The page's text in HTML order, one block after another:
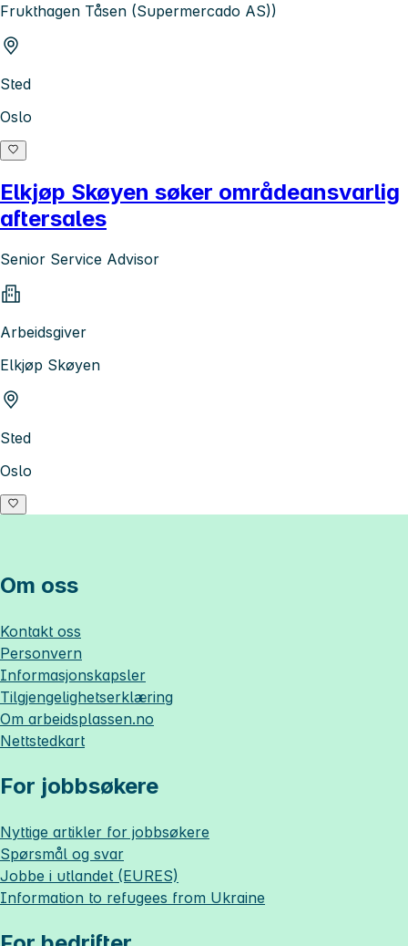
Frukthagen Tåsen (Supermercado AS))
Sted
Oslo
Elkjøp Skøyen søker områdeansvarlig
aftersales
Senior Service Advisor
Arbeidsgiver
Elkjøp Skøyen
Sted
Oslo
Om oss
Kontakt oss
Personvern
Informasjonskapsler
Tilgjengelighetserklæring
Om arbeidsplassen.no
Nettstedkart
For jobbsøkere
Nyttige artikler for jobbsøkere
Spørsmål og svar
Jobbe i utlandet (EURES)
Information to refugees from Ukraine